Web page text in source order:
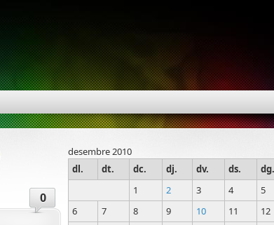
0
desembre 2010
dl.
dt. dc. dj. dv. ds. dg.
1 2 3 4
5
6
7 8 9 10 11
12